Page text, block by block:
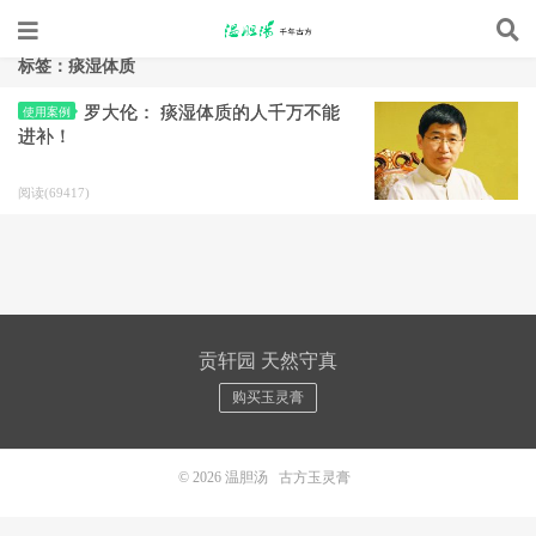
标签：痰湿体质
使用案例
罗大伦： 痰湿体质的人千万不能
进补！
阅读(69417)
贡轩园 天然守真
购买玉灵膏
© 2026 温胆汤 古方玉灵膏